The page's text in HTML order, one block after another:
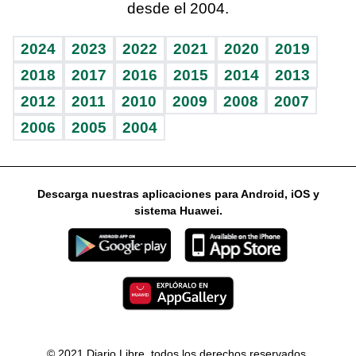
Vida y familia
Eñe
Celebrando la vida
Sin complejos
En pocas palabras
Escuchando al corazón
Economía Personal
Consulta Libre
BRV
TBT Deportivo
Más firmas
Guía del dinero
Horóscopos
desde el 2004.
2024 2023 2022 2021 2020
2019
2018
2017 2016 2015 2014
2013
2012
2011 2010 2009 2008
2007
2006
2005 2004
Descarga nuestras aplicaciones para Android, iOS y
sistema Huawei.